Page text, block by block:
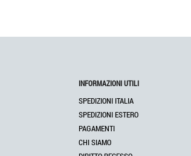
INFORMAZIONI UTILI
SPEDIZIONI ITALIA
SPEDIZIONI ESTERO
PAGAMENTI
CHI SIAMO